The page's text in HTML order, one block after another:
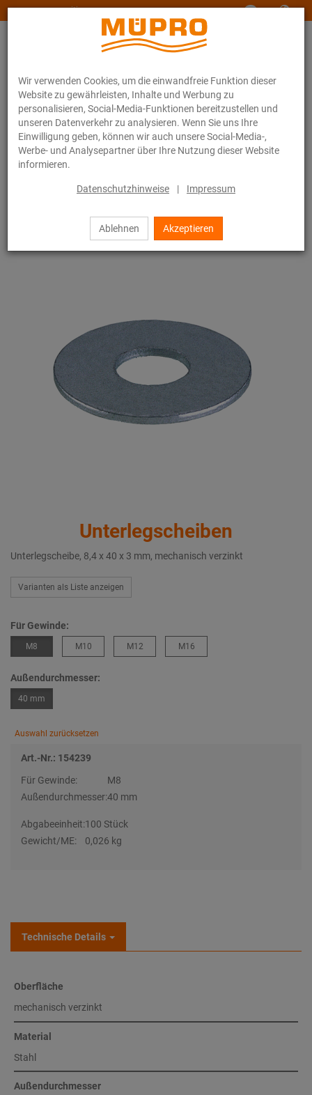
Wir verwenden Cookies, um die einwandfreie Funktion dieser
Website zu gewährleisten, Inhalte und Werbung zu
personalisieren, Social-Media-Funktionen bereitzustellen und
unseren Datenverkehr zu analysieren. Wenn Sie uns Ihre
Einwilligung geben, können wir auch unsere Social-Media-,
Werbe- und Analysepartner über Ihre Nutzung dieser Website
informieren.
Datenschutzhinweise | Impressum
Ablehnen Akzeptieren
www.muepro-maritim.com
Online-Katalog Befestigungstechnik
Lüftungsbefestigung
Installationsschienen für die Lüftungsbefestigung
MPR-Systemschienen (leichter bis mittlerer Lastbereich)
Unterlegscheiben
Unterlegscheibe, 8,4 x 40 x 3 mm, mechanisch verzinkt
Varianten als Liste anzeigen
Für Gewinde:
M8 M10 M12 M16
Außendurchmesser:
40 mm
Auswahl zurücksetzen
Art.-Nr.: 154239
Für Gewinde:
M8
Außendurchmesser:40 mm
Abgabeeinheit:100 Stück
Gewicht/ME:
0,026 kg
Technische Details
Oberfläche
mechanisch verzinkt
Material
Stahl
Außendurchmesser